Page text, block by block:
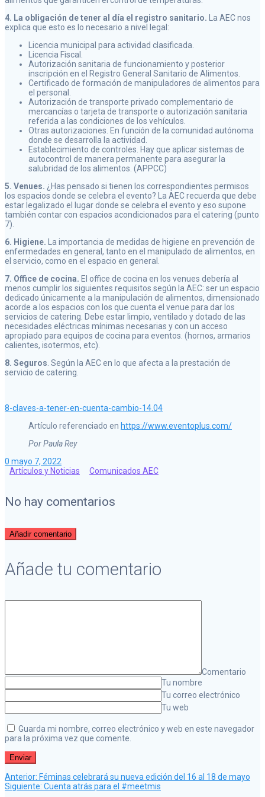
4. La obligación de tener al día el registro sanitario.
La AEC nos
explica que esto es lo necesario a nivel legal:
Licencia municipal para actividad clasificada.
Licencia Fiscal.
Autorización sanitaria de funcionamiento y posterior
inscripción en el Registro General Sanitario de Alimentos.
Certificado de formación de manipuladores de alimentos para
el personal.
Autorización de transporte privado complementario de
mercancías o tarjeta de transporte o autorización sanitaria
referida a las condiciones de los vehículos.
Otras autorizaciones. En función de la comunidad autónoma
donde se desarrolla la actividad.
Establecimiento de controles. Hay que aplicar sistemas de
autocontrol de manera permanente para asegurar la
salubridad de los alimentos. (APPCC)
5. Venues. ¿Has pensado si tienen los correspondientes permisos
los espacios donde se celebra el evento? La AEC recuerda que debe
estar legalizado el lugar donde se celebra el evento y eso supone
también contar con espacios acondicionados para el catering (punto
7).
6. Higiene. La importancia de medidas de higiene en prevención de
enfermedades en general, tanto en el manipulado de alimentos, en
el servicio, como en el espacio en general.
7. Office de cocina. El office de cocina en los venues debería al
menos cumplir los siguientes requisitos según la AEC: ser un espacio
dedicado únicamente a la manipulación de alimentos, dimensionado
acorde a los espacios con los que cuenta el venue para dar los
servicios de catering. Debe estar limpio, ventilado y dotado de las
necesidades eléctricas mínimas necesarias y con un acceso
apropiado para equipos de cocina para eventos. (hornos, armarios
calientes, isotermos, etc).
8. Seguros . Según la AEC en lo que afecta a la prestación de
servicio de catering.
8-claves-a-tener-en-cuenta-cambio-14.04
Artículo referenciado en https://www.eventoplus.com/
Por Paula Rey
0 mayo 7, 2022
Artículos y Noticias
Comunicados AEC
No hay comentarios
Añadir comentario
Añade tu comentario
Comentario
Tu nombre
Tu correo electrónico
Tu web
Guarda mi nombre, correo electrónico y web en este navegador
para la próxima vez que comente.
Navegación
Anterior: Post
anterior:
Féminas celebrará su nueva edición del 16 al 18 de mayo
Siguiente: Siguiente
Cuenta atrás para el #meetmis